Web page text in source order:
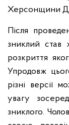
Херсонщини
Після
зниклий став
розкриття
Упродовж
різні версії
увагу
зниклого.